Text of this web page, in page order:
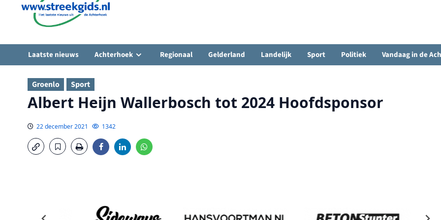
Laatste nieuws Achterhoek Regionaal Gelderland Landelijk Sport Politiek Vandaag in de
Groenlo Sport
Albert Heijn Wallerbosch tot 2024 Hoofdsponsor
22 december 2021 1342